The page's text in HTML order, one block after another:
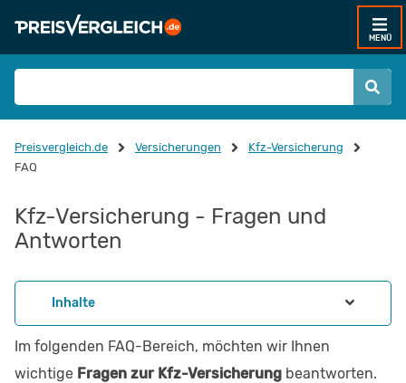
MENÜ
Preisvergleich.de Versicherungen
Kfz-Versicherung
FAQ
Kfz-Versicherung - Fragen und
Antworten
Inhalte
Im folgenden FAQ-Bereich, möchten wir Ihnen
wichtige Fragen zur Kfz-Versicherung beantworten.